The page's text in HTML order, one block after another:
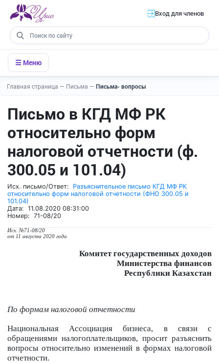
Вход для членов
☰ Меню
Главная страница — Письма — Письма- вопросы
Письмо в КГД МФ РК
относительно форм
налоговой отчетности (ф.
300.05 и 101.04)
Исх. письмо/Ответ: Разъяснительное письмо КГД МФ РК
относительно форм налоговой отчетности (ФНО 300.05 и
101.04)
Дата: 11.08.2020 08:31:00
Номер: 71-08/20
Исх. №71-08/20
от 11 августа 2020 года
Комитет государственных доходов
Министерства финансов
Республики Казахстан
По формам налоговой отчетности
Национальная Ассоциация бизнеса, в связи с
обращениями налогоплательщиков, просит разъяснить
вопросы относительно изменений в формах налоговой
отчетности.